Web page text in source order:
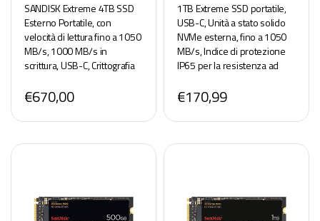
SANDISK Extreme 4TB SSD
Esterno Portatile, con
velocità di lettura fino a 1050
MB/s, 1000 MB/s in
scrittura, USB-C, Crittografia
per la resistenza ad acqua e
polvere,Monterey
€670,00
1TB Extreme SSD portatile,
USB-C, Unità a stato solido
NVMe esterna, fino a 1050
MB/s, Indice di protezione
IP65 per la resistenza ad
€170,99